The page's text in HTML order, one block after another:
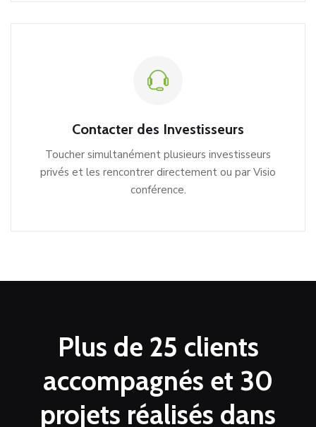
Contacter des Investisseurs
Toucher simultanément plusieurs investisseurs
privés et les rencontrer directement ou par Visio
conférence.
Plus de 25 clients
accompagnés et 30
projets réalisés dans